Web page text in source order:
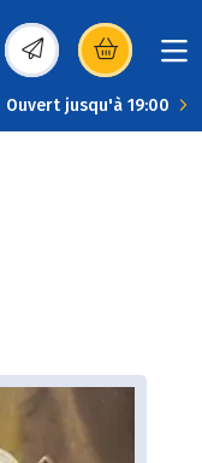
(s’ouvre dans une
Ouvert jusqu'à 19:00